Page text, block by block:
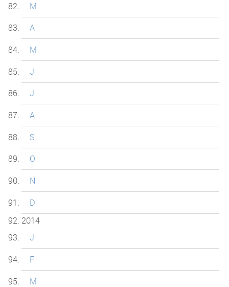
M
A
M
J
J
A
S
O
N
D
2014
J
F
M